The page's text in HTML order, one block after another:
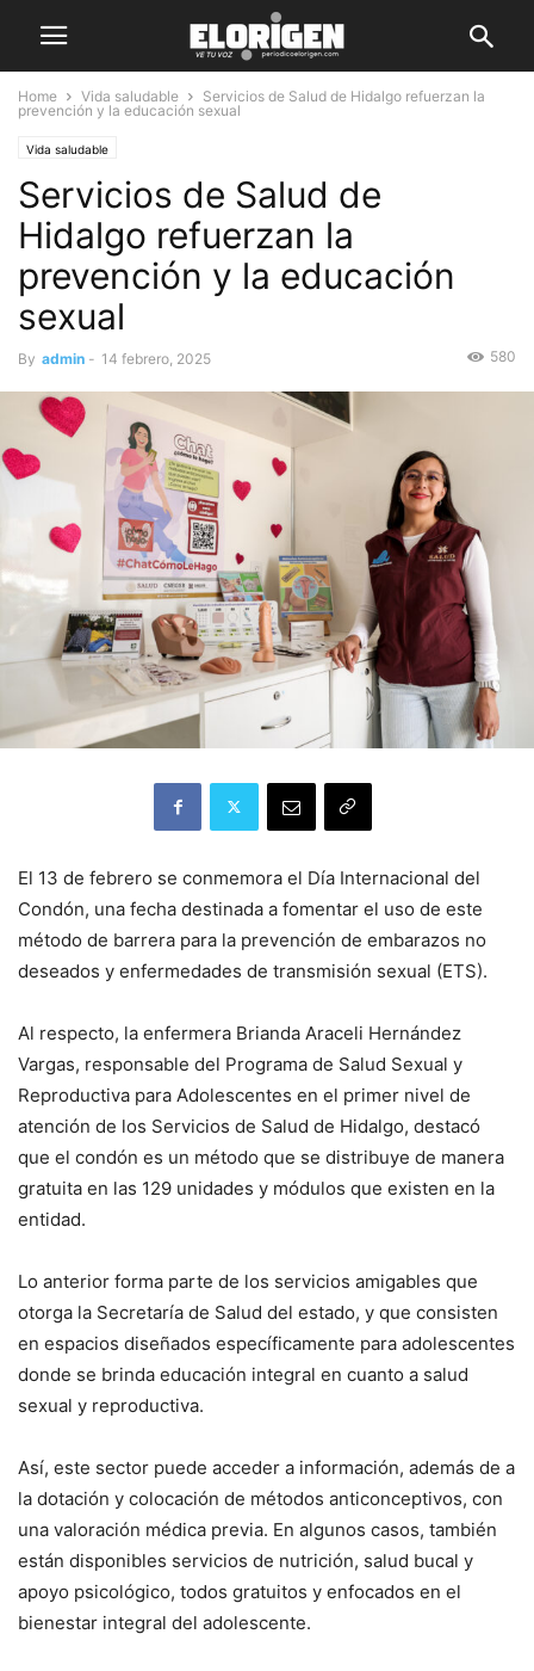
Home Vida saludable
Servicios de Salud de Hidalgo refuerzan la
prevención y la educación sexual
Vida saludable
Servicios de Salud de
Hidalgo refuerzan la
prevención y la educación
sexual
By admin - 14 febrero, 2025 580
El 13 de febrero se conmemora el Día Internacional del
Condón, una fecha destinada a fomentar el uso de este
método de barrera para la prevención de embarazos no
deseados y enfermedades de transmisión sexual (ETS).
Al respecto, la enfermera Brianda Araceli Hernández
Vargas, responsable del Programa de Salud Sexual y
Reproductiva para Adolescentes en el primer nivel de
atención de los Servicios de Salud de Hidalgo, destacó
que el condón es un método que se distribuye de manera
gratuita en las 129 unidades y módulos que existen en la
entidad.
Lo anterior forma parte de los servicios amigables que
otorga la Secretaría de Salud del estado, y que consisten
en espacios diseñados específicamente para adolescentes
donde se brinda educación integral en cuanto a salud
sexual y reproductiva.
Así, este sector puede acceder a información, además de a
la dotación y colocación de métodos anticonceptivos, con
una valoración médica previa. En algunos casos, también
están disponibles servicios de nutrición, salud bucal y
apoyo psicológico, todos gratuitos y enfocados en el
bienestar integral del adolescente.